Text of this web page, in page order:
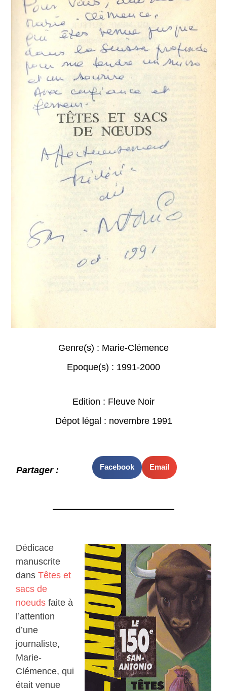
Genre(s) : Marie-Clémence
Epoque(s) : 1991-2000
Edition : Fleuve Noir
Dépot légal : novembre 1991
Partager : Facebook Email
Dédicace
manuscrite
dansTêtes et
sacs de
noeuds faite à
l’attention
d’une
journaliste,
Marie-
Clémence, qui
était venue